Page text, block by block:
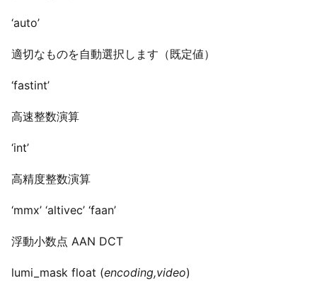
‘auto’
適切なものを自動選択します（既定値）
‘fastint’
高速整数演算
‘int’
高精度整数演算
‘mmx’ ‘altivec’ ‘faan’
浮動小数点 AAN DCT
lumi_mask float (encoding,video)